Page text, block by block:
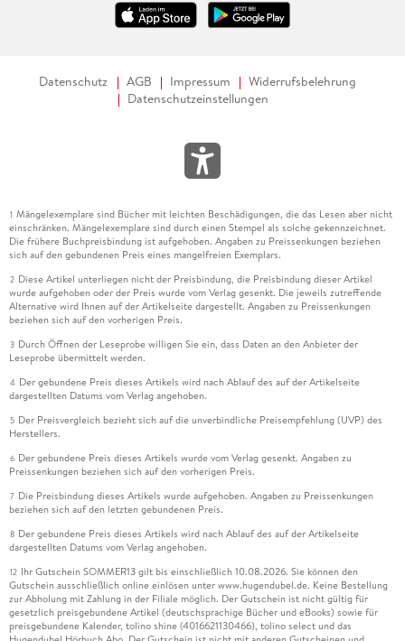
Datenschutz AGB Impressum
Widerrufsbelehrung
Datenschutzeinstellungen
1 Mängelexemplare sind Bücher mit leichten Beschädigungen, die das Lesen aber nicht
einschränken. Mängelexemplare sind durch einen Stempel als solche gekennzeichnet.
Die frühere Buchpreisbindung ist aufgehoben. Angaben zu Preissenkungen beziehen
sich auf den gebundenen Preis eines mangelfreien Exemplars.
2 Diese Artikel unterliegen nicht der Preisbindung, die Preisbindung dieser Artikel
wurde aufgehoben oder der Preis wurde vom Verlag gesenkt. Die jeweils zutreffende
Alternative wird Ihnen auf der Artikelseite dargestellt. Angaben zu Preissenkungen
beziehen sich auf den vorherigen Preis.
3 Durch Öffnen der Leseprobe willigen Sie ein, dass Daten an den Anbieter der
Leseprobe übermittelt werden.
4 Der gebundene Preis dieses Artikels wird nach Ablauf des auf der Artikelseite
dargestellten Datums vom Verlag angehoben.
5 Der Preisvergleich bezieht sich auf die unverbindliche Preisempfehlung (UVP) des
Herstellers.
6 Der gebundene Preis dieses Artikels wurde vom Verlag gesenkt. Angaben zu
Preissenkungen beziehen sich auf den vorherigen Preis.
7 Die Preisbindung dieses Artikels wurde aufgehoben. Angaben zu Preissenkungen
beziehen sich auf den letzten gebundenen Preis.
8 Der gebundene Preis dieses Artikels wird nach Ablauf des auf der Artikelseite
dargestellten Datums vom Verlag angehoben.
12 Ihr Gutschein SOMMER13 gilt bis einschließlich 10.08.2026. Sie können den
Gutschein ausschließlich online einlösen unter www.hugendubel.de. Keine Bestellung
zur Abholung mit Zahlung in der Filiale möglich. Der Gutschein ist nicht gültig für
gesetzlich preisgebundene Artikel (deutschsprachige Bücher und eBooks) sowie für
preisgebundene Kalender, tolino shine (4016621130466), tolino select und das